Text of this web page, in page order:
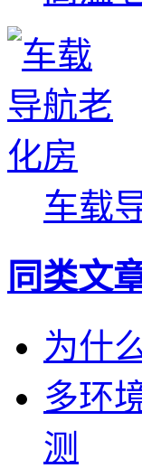
车载
同类文
为什
多环
测